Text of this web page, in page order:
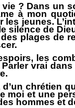
? Dans un
à mon
jeunes.
silence de
plages de
les
vrai
d’un
et une
hommes et